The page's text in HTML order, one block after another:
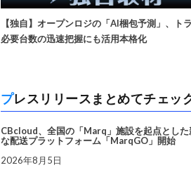
【独自】オープンロジの「AI梱包予測」、ト
必要台数の迅速把握にも活用本格化
プレスリリースまとめてチェッ
CBcloud、全国の「Marq」施設を起点とした
な配送プラットフォーム「MarqGO」開始
2026年8月5日